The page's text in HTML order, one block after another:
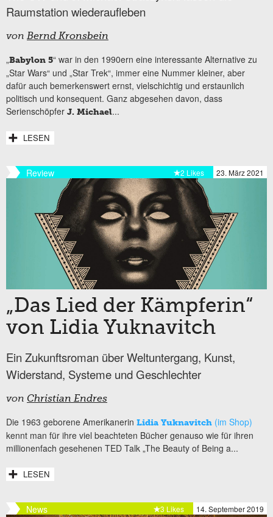
Raumstation wiederaufleben
von Bernd Kronsbein
„Babylon 5“ war in den 1990ern eine interessante Alternative zu
„Star Wars“ und „Star Trek“, immer eine Nummer kleiner, aber
dafür auch bemerkenswert ernst, vielschichtig und erstaunlich
politisch und konsequent. Ganz abgesehen davon, dass
Serienschöpfer J. Michael...
LESEN
Review 23. März 2021
2 Likes
„Das Lied der Kämpferin“
von Lidia Yuknavitch
Ein Zukunftsroman über Weltuntergang, Kunst,
Widerstand, Systeme und Geschlechter
von Christian Endres
Die 1963 geborene Amerikanerin Lidia Yuknavitch (im Shop)
kennt man für ihre viel beachteten Bücher genauso wie für ihren
millionenfach gesehenen TED Talk „The Beauty of Being a...
LESEN
News 14. September 2019
3 Likes